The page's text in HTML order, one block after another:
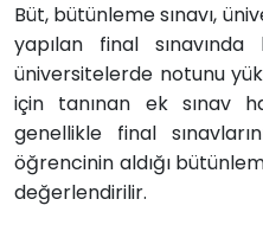
Büt, bütünleme sınavı,
yapılan final
üniversitelerde notunu
için tanınan ek sınav
genellikle final
öğrencinin aldığı
değerlendirilir.